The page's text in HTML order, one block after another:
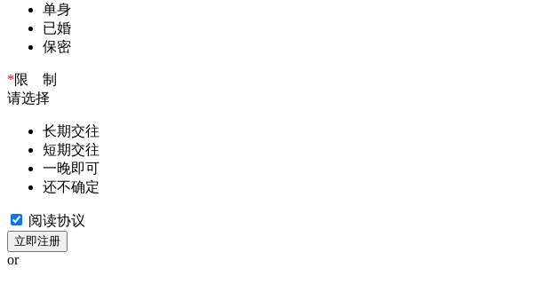
单身
已婚
保密
*限 制
请选择
长期交往
短期交往
一晚即可
还不确定
阅读协议
立即注册
or